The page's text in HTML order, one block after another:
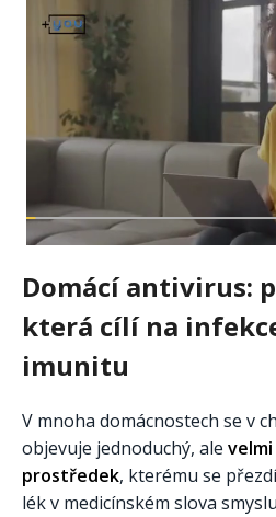
Domácí antivirus:
která cílí na
imunitu
V mnoha domácnostech se v
objevuje jednoduchý, ale
prostředek, kterému se
lék v medicínském slova